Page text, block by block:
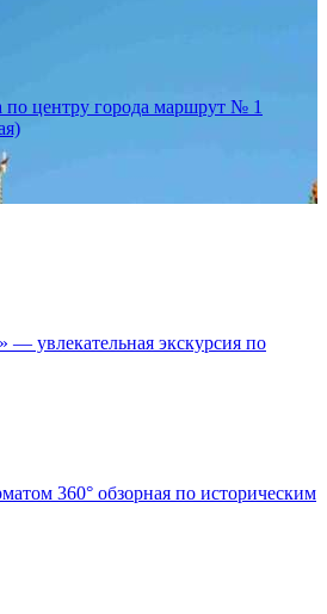
по центру города маршрут № 1
— увлекательная экскурсия по
360° обзорная по историческим